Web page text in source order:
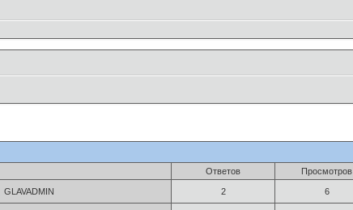
Ответов Просмотров
GLAVADMIN 2 6